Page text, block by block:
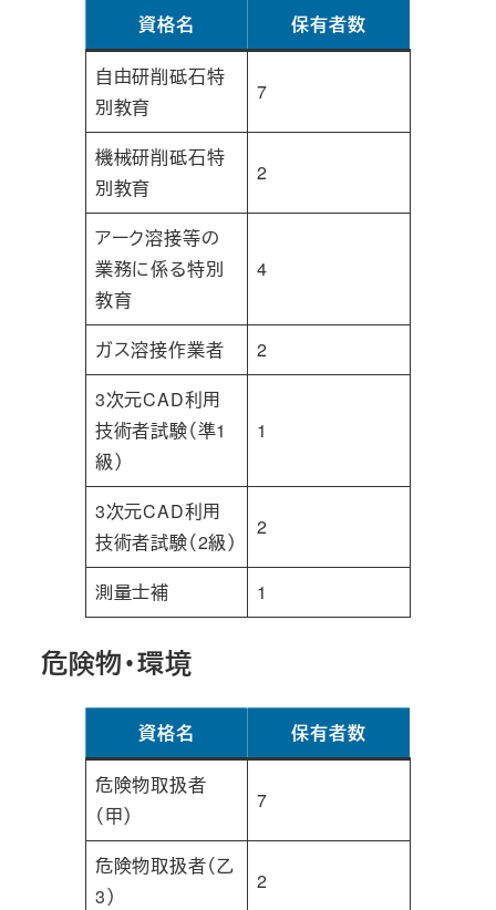
資格名 保有者数
自由研削砥石特
別教育
7
機械研削砥石特
別教育
2
アーク溶接等の
業務に係る特別
教育
4
ガス溶接作業者
2
3次元CAD利用
技術者試験（準1
級）
1
3次元CAD利用
技術者試験（2級）
2
測量士補 1
危険物・環境
資格名 保有者数
危険物取扱者
（甲）
7
危険物取扱者（乙
3）
2